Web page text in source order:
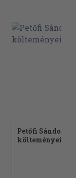
Petőfi Sándor
költeményei